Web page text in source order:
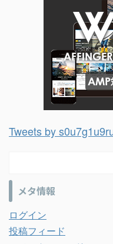
Tweets by
メタ情報
ログイン
投稿フィード